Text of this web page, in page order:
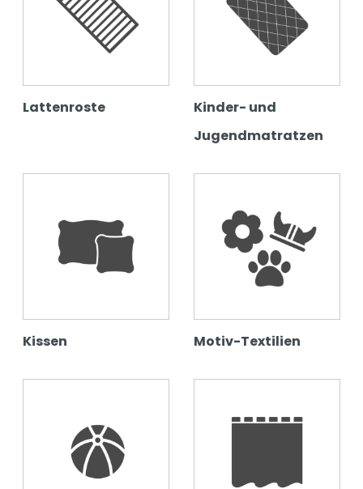
Lattenroste
Kinder- und
Jugendmatratzen
Kissen Motiv-Textilien